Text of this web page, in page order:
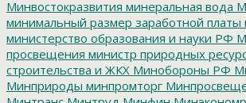
Минвостокразвития минеральная вода
минимальный размер заработной платы
министерство образования и науки РФ
просвещения министр природных
строительства и ЖКХ Минобороны РФ
Минприроды минпромторг